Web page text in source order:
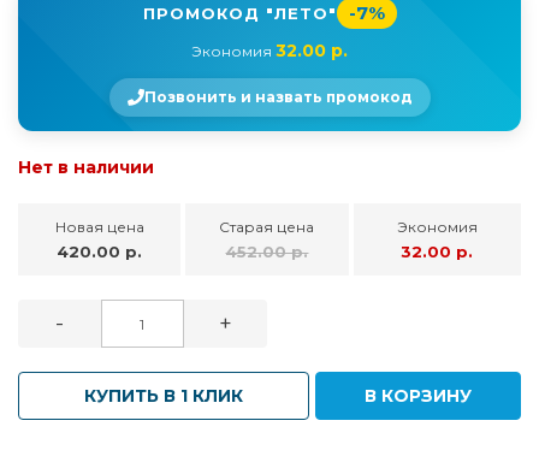
ПРОМОКОД "ЛЕТО" -7%
Экономия 32.00 р.
Позвонить и назвать промокод
Нет в наличии
Новая цена
420.00 р.
Старая цена
452.00 р.
Экономия
32.00 р.
- +
КУПИТЬ В 1 КЛИК В КОРЗИНУ